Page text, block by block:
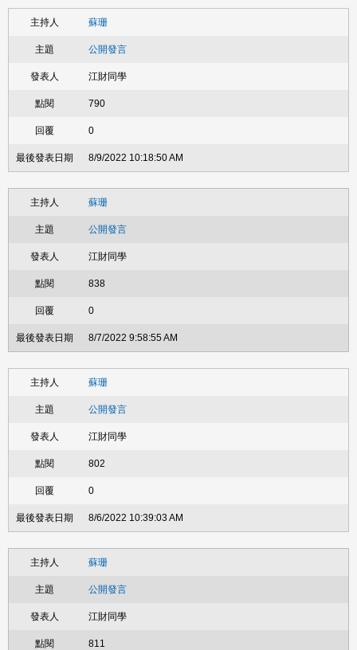
蘇珊
公開發言
江財同學
790
0
8/9/2022 10:18:50 AM
蘇珊
公開發言
江財同學
838
0
8/7/2022 9:58:55 AM
蘇珊
公開發言
江財同學
802
0
8/6/2022 10:39:03 AM
蘇珊
公開發言
江財同學
811